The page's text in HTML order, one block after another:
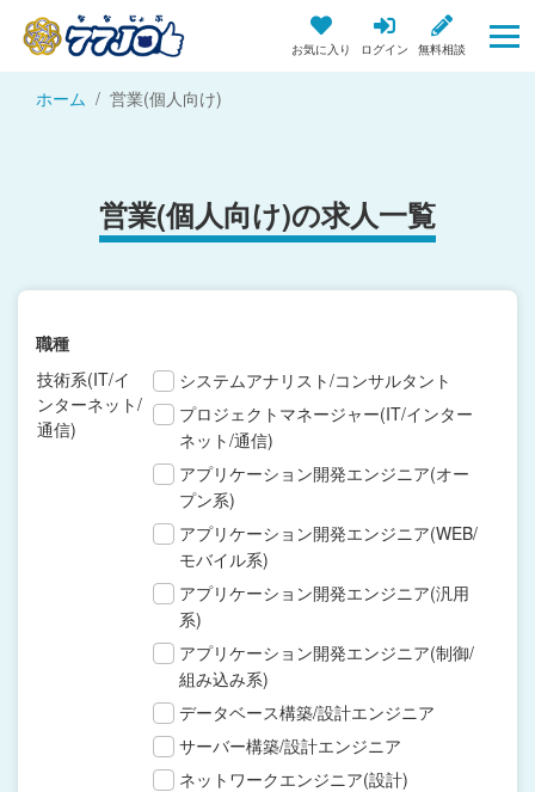
お気に入り ログイン 無料相談
ホーム 営業(個人向け)
営業(個人向け)の求人一覧
職種
技術系(IT/イ
ンターネット/
通信)
システムアナリスト/コンサルタント
プロジェクトマネージャー(IT/インター
ネット/通信)
アプリケーション開発エンジニア(オー
プン系)
アプリケーション開発エンジニア(WEB/
モバイル系)
アプリケーション開発エンジニア(汎用
系)
アプリケーション開発エンジニア(制御/
組み込み系)
データベース構築/設計エンジニア
サーバー構築/設計エンジニア
ネットワークエンジニア(設計)